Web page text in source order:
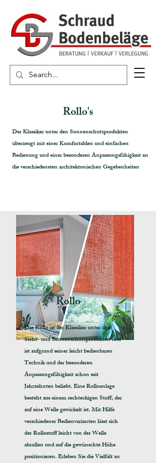
Rollo's
Der Klassiker unter den Sonnenschutzprodukten
überzeugt mit einer Komfortablen und einfachen
Bedienung und einer besonderen Anpassungsfähigkeit an
die verschiedensten architektonischen Gegebenheiten
Rollo
Das Rollo ist der Klassiker unter den
Sicht- und Sonnenschutzprodukten und
ist aufgrund seiner leicht bedienbaren
Technik und der besonderen
Anpassungsfähigkeit schon seit
Jahrzehnten beliebt. Eine Rolloanlage
besteht aus einem rechteckigen Stoff, der
auf eine Welle gewickelt ist. Mit Hilfe
verschiedener Bedienvarianten lässt sich
der Rollostoff leicht von der Welle
abrollen und auf die gewünschte Höhe
positionieren. Erleben Sie die Vielfalt an